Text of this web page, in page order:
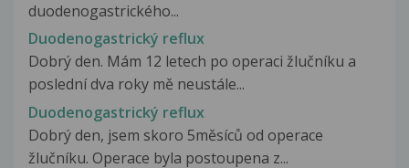
duodenogastrického...
Duodenogastrický reflux
Dobrý den. Mám 12 letech po operaci žlučníku a
poslední dva roky mě neustále...
Duodenogastrický reflux
Dobrý den, jsem skoro 5měsíců od operace
žlučníku. Operace byla postoupena z...